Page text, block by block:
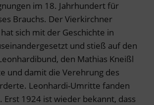
im 18. Jahrhundert für
Brauchs. Der Vierkirchner
sich mit der Geschichte in
und stieß auf den
den Mathias Kneißl
und damit die Verehrung des
Leonhardi-Umritte fanden
Erst 1924 ist wieder bekannt, dass